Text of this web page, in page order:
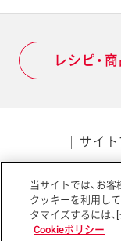
レシピ・
サイ
ソーシャルメ
当サイトでは、お
クッキーを利用し
タマイズするには
Cookieポリシー